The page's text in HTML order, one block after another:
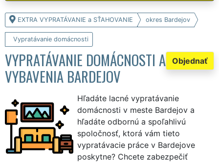
EXTRA VYPRATÁVANIE a SŤAHOVANIE okres Bardejov
Vypratávanie domácnosti
Objednať
VYPRATÁVANIE DOMÁCNOSTI A
VYBAVENIA BARDEJOV
Hľadáte lacné vypratávanie
domácnosti v meste Bardejov a
hľadáte odbornú a spoľahlivú
spoločnosť, ktorá vám tieto
vypratávacie práce v Bardejove
poskytne? Chcete zabezpečiť